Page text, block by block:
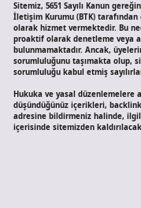
Sitemiz, 5651 Sayılı Kanun
İletişim Kurumu (BTK) tarafından
olarak hizmet vermektedir. Bu
proaktif olarak denetleme veya
bulunmamaktadır. Ancak,
sorumluluğunu taşımakta olup,
sorumluluğu kabul etmiş
Hukuka ve yasal düzenlemelere
düşündüğünüz içerikleri,
adresine bildirmeniz halinde,
içerisinde sitemizden